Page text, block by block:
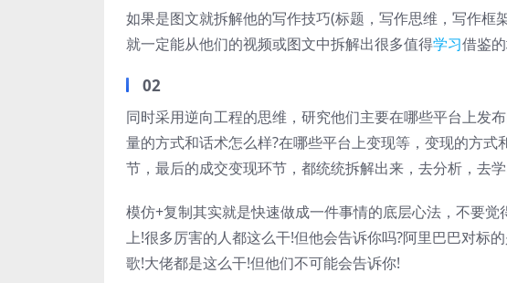
如果是图文就拆解他的写作技巧(标题，写作思维，写作框
就一定能从他们的视频或图文中拆解出很多值得学习借鉴的
02
同时采用逆向工程的思维，研究他们主要在哪些平台上发
量的方式和话术怎么样?在哪些平台上变现等，变现的方
节，最后的成交变现环节，都统统拆解出来，去分析，去
模仿+复制其实就是快速做成一件事情的底层心法，不要
上!很多厉害的人都这么干!但他会告诉你吗?阿里巴巴对标
歌!大佬都是这么干!但他们不可能会告诉你!